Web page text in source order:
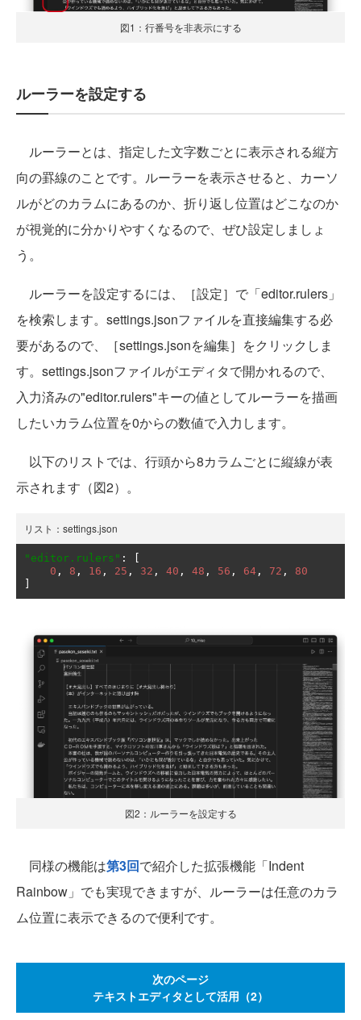
図1：行番号を非表示にする
ルーラーを設定する
ルーラーとは、指定した文字数ごとに表示される縦方
向の罫線のことです。ルーラーを表示させると、カーソ
ルがどのカラムにあるのか、折り返し位置はどこなのか
が視覚的に分かりやすくなるので、ぜひ設定しましょ
う。
ルーラーを設定するには、［設定］で「editor.rulers」
を検索します。settings.jsonファイルを直接編集する必
要があるので、［settings.jsonを編集］をクリックしま
す。settings.jsonファイルがエディタで開かれるので、
入力済みの"editor.rulers"キーの値としてルーラーを描画
したいカラム位置を0からの数値で入力します。
以下のリストでは、行頭から8カラムごとに縦線が表
示されます（図2）。
リスト：settings.json
"editor.rulers" :
0 , 8 , 16 , 25 , 32 , 40 , 48 , 56 , 64 , 72 ,
80
図2：ルーラーを設定する
同様の機能は第3回で紹介した拡張機能「Indent
Rainbow」でも実現できますが、ルーラーは任意のカラ
ム位置に表示できるので便利です。
次のページ
テキストエディタとして活用（2）